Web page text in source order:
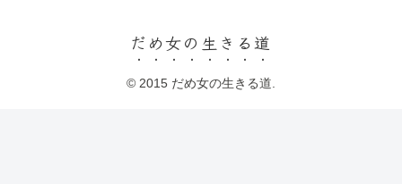
だめ女の生きる道
© 2015 だめ女の生きる道.